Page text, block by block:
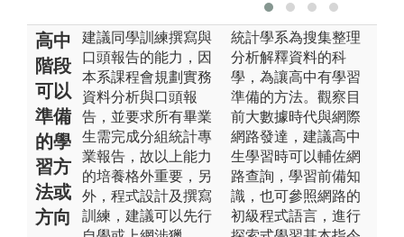
高中
階段
可以
準備
的學
習方
法或
方向
建議同學訓練撰寫與
口頭報告的能力，因
本系課程會規劃實務
資料分析與口頭報
告，並要求所有畢業
生需完成分組統計專
業報告，故以上能力
的培養格外重要，另
外，程式設計及撰寫
訓練，建議可以先行
統計學系為搜集整理
分析解釋資料的科
學，為讓高中有學習
準備的方法。觀察目
前大數據時代與網際
網路發達，建議高中
生學習時可以輔佐網
路查詢，學習前備知
識，也可參照網路的
初級程式語言，進行